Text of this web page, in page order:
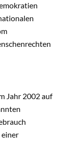
Jahr 2002 auf
einer